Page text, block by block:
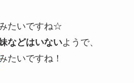
たいですね☆
などはいないようで、
たいですね！